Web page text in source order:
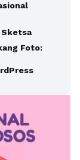
Sketsa
Foto: